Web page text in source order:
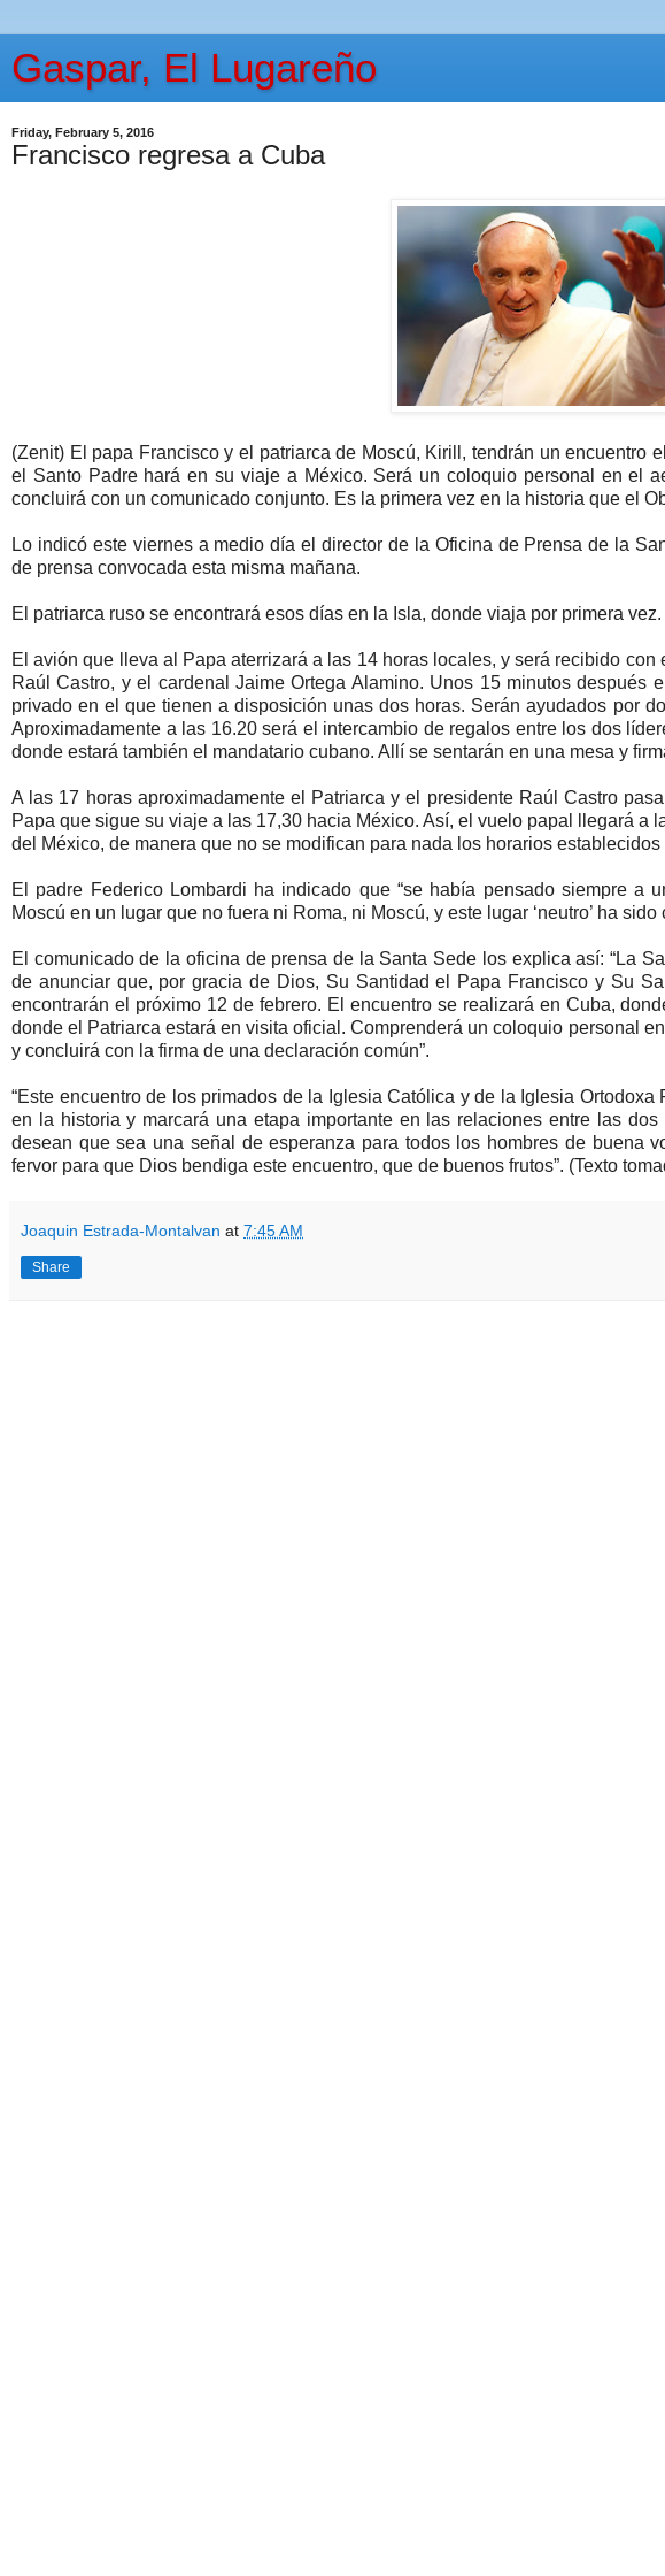
Gaspar, El Lugareño
Friday, February 5, 2016
Francisco regresa a Cuba
(Zenit) El papa Francisco y el patriarca de Moscú, Kirill, tendrán un encuentro
el Santo Padre hará en su viaje a México. Será un coloquio personal en el
concluirá con un comunicado conjunto. Es la primera vez en la historia que el
Lo indicó este viernes a medio día el director de la Oficina de Prensa de la
de prensa convocada esta misma mañana.
El patriarca ruso se encontrará esos días en la Isla, donde viaja por primera vez.
El avión que lleva al Papa aterrizará a las 14 horas locales, y será recibido
Raúl Castro, y el cardenal Jaime Ortega Alamino. Unos 15 minutos después
privado en el que tienen a disposición unas dos horas. Serán ayudados por
Aproximadamente a las 16.20 será el intercambio de regalos entre los dos
donde estará también el mandatario cubano. Allí se sentarán en una mesa y
A las 17 horas aproximadamente el Patriarca y el presidente Raúl Castro
Papa que sigue su viaje a las 17,30 hacia México. Así, el vuelo papal llegará a
del México, de manera que no se modifican para nada los horarios
El padre Federico Lombardi ha indicado que “se había pensado siempre a
Moscú en un lugar que no fuera ni Roma, ni Moscú, y este lugar ‘neutro’ ha
El comunicado de la oficina de prensa de la Santa Sede los explica así: “La
de anunciar que, por gracia de Dios, Su Santidad el Papa Francisco y Su
encontrarán el próximo 12 de febrero. El encuentro se realizará en Cuba,
donde el Patriarca estará en visita oficial. Comprenderá un coloquio personal
y concluirá con la firma de una declaración común”.
“Este encuentro de los primados de la Iglesia Católica y de la Iglesia
en la historia y marcará una etapa importante en las relaciones entre las
desean que sea una señal de esperanza para todos los hombres de buena
fervor para que Dios bendiga este encuentro, que de buenos frutos”. (Texto
Joaquin Estrada-Montalvan at 7:45 AM
Share